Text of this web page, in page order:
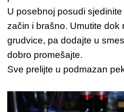
U posebnoj posudi
začin i brašno. Umutite dok
grudvice, pa dodajte u
dobro promešajte.
Sve prelijte u podmazan